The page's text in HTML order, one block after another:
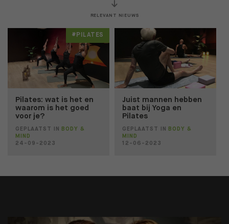
RELEVANT NIEUWS
#PILATES
Pilates: wat is het en
waarom is het goed
voor je?
GEPLAATST IN
BODY &
MIND
24-09-2023
Juist mannen hebben
baat bij Yoga en
Pilates
GEPLAATST IN
BODY &
MIND
12-06-2023